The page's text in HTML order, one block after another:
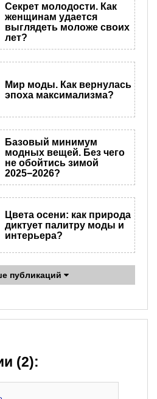
Секрет молодости. Как
женщинам удается
выглядеть моложе своих
лет?
Мир моды. Как вернулась
эпоха максимализма?
Базовый минимум
модных вещей. Без чего
не обойтись зимой
2025−2026?
Цвета осени: как природа
диктует палитру моды и
интерьера?
публикаций
(2):